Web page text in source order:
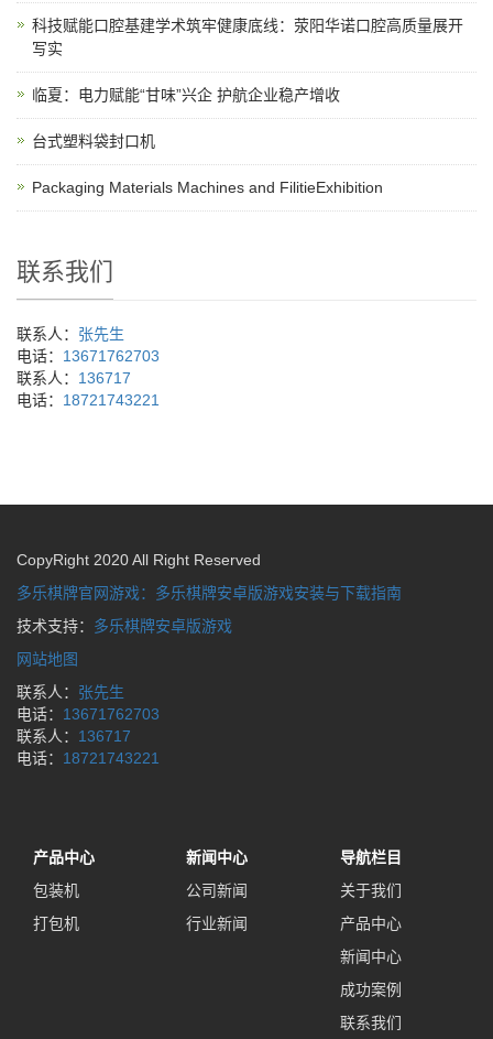
科技赋能口腔基建学术筑牢健康底线：荥阳华诺口腔高质量展开
写实
临夏：电力赋能“甘味”兴企 护航企业稳产增收
台式塑料袋封口机
Packaging Materials Machines and FilitieExhibition
联系我们
联系人： 张先生
电话： 13671762703
联系人： 136717
电话： 18721743221
CopyRight 2020 All Right Reserved
多乐棋牌官网游戏：多乐棋牌安卓版游戏安装与下载指南
技术支持： 多乐棋牌安卓版游戏
网站地图
联系人： 张先生
电话： 13671762703
联系人： 136717
电话： 18721743221
产品中心
包装机
打包机
新闻中心
公司新闻
行业新闻
导航栏目
关于我们
产品中心
新闻中心
成功案例
联系我们